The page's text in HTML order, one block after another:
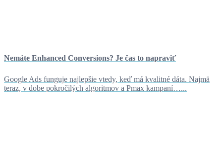
Nemáte Enhanced Conversions? Je čas to napraviť
Google Ads funguje najlepšie vtedy, keď má kvalitné dáta. Najmä
teraz, v dobe pokročilých algoritmov a Pmax kampaní…...